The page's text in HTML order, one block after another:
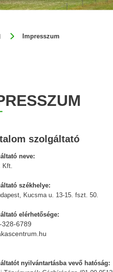
Impresszum
szolgáltató
neve:
Kft.
székhelye:
Kucsma u. 13-15. fszt. 50.
elérhetősége:
328-6789
nyilvántartásba vevő hatóság: